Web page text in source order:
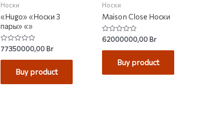
Носки
«Hugo» «Носки 3
пары» «»
Rated
0
out
77350000,00Br
Buy product
Носки
Maison Close Носки
Rated
0
out
62000000,00Br
Buy product